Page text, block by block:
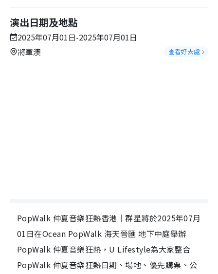
演出日期及地點
2025年07月01日-2025年07月01日
將軍澳
查看好去處
PopWalk 仲夏音樂狂熱香港｜群星將於2025年07月
01日在Ocean PopWalk 海天晉匯 地下中庭舉辦
PopWalk 仲夏音樂狂熱，U Lifestyle為大家整合
PopWalk 仲夏音樂狂熱日期、場地、優先購票、公